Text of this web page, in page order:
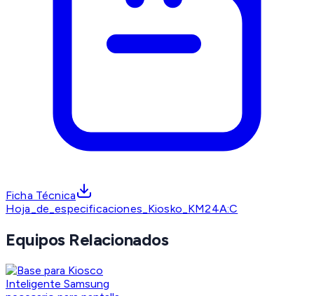
Ficha Técnica
Hoja_de_especificaciones_Kiosko_KM24A:C
Equipos Relacionados